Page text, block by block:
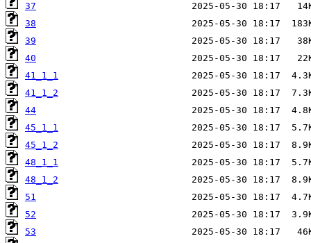
37
38
39
40
41_1_1
41_1_2
44
45_1_1
45_1_2
48_1_1
48_1_2
51
52
53